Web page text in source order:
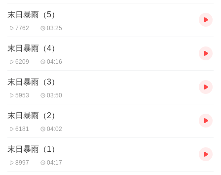
末日暴雨（5）
7762 03:25
末日暴雨（4）
6209 04:16
末日暴雨（3）
5953 03:50
末日暴雨（2）
6181 04:02
末日暴雨（1）
8997 04:17